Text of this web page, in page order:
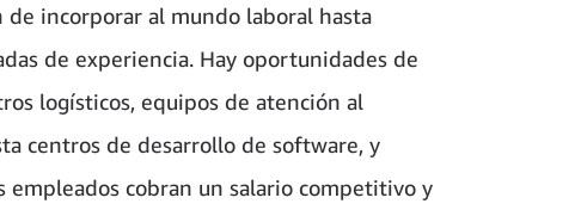
de incorporar al mundo laboral hasta
de experiencia. Hay oportunidades de
logísticos, equipos de atención al
centros de desarrollo de software, y
empleados cobran un salario competitivo y